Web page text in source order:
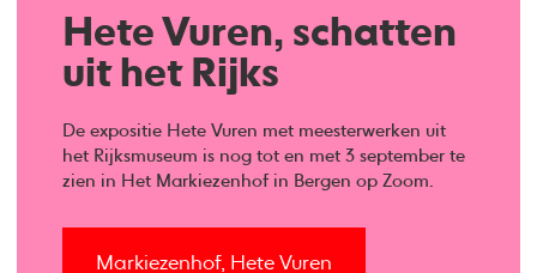
Hete Vuren, schatten
uit het Rijks
De expositie Hete Vuren met meesterwerken uit
het Rijksmuseum is nog tot en met 3 september te
zien in Het Markiezenhof in Bergen op Zoom.
Markiezenhof, Hete Vuren